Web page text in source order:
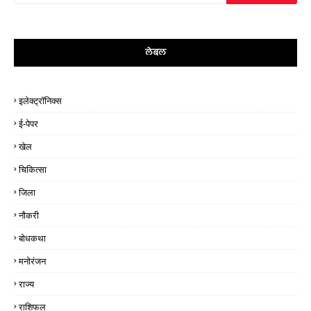
लेबल
इलेक्ट्रॉनिक्स
ई-पेपर
खेल
चिकित्सा
जिला
नौकरी
बोधकथा
मनोरंजन
राज्य
राशिफल